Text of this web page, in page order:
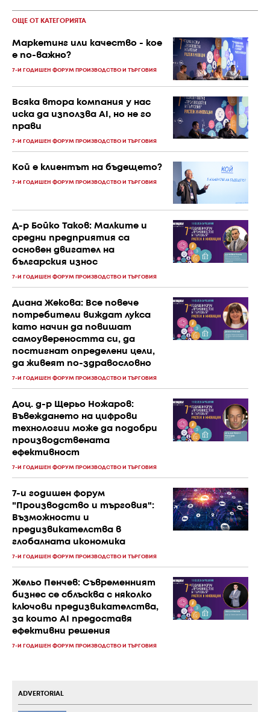
ОЩЕ ОТ КАТЕГОРИЯТА
Маркетинг или качество - кое
е по-важно?
7-И ГОДИШЕН ФОРУМ ПРОИЗВОДСТВО И ТЪРГОВИЯ
Всяка втора компания у нас
иска да използва AI, но не го
прави
7-И ГОДИШЕН ФОРУМ ПРОИЗВОДСТВО И ТЪРГОВИЯ
Кой е клиентът на бъдещето?
7-И ГОДИШЕН ФОРУМ ПРОИЗВОДСТВО И ТЪРГОВИЯ
Д-р Бойко Таков: Малките и
средни предприятия са
основен двигател на
българския износ
7-И ГОДИШЕН ФОРУМ ПРОИЗВОДСТВО И ТЪРГОВИЯ
Диана Жекова: Все повече
потребители виждат лукса
като начин да повишат
самоувереността си, да
постигнат определени цели,
да живеят по-здравословно
7-И ГОДИШЕН ФОРУМ ПРОИЗВОДСТВО И ТЪРГОВИЯ
Доц. д-р Щерьо Ножаров:
Въвеждането на цифрови
технологии може да подобри
производствената
ефективност
7-И ГОДИШЕН ФОРУМ ПРОИЗВОДСТВО И ТЪРГОВИЯ
7-и годишен форум
"Производство и търговия":
Възможности и
предизвикателства в
глобалната икономика
7-И ГОДИШЕН ФОРУМ ПРОИЗВОДСТВО И ТЪРГОВИЯ
Жельо Пенчев: Съвременният
бизнес се сблъсква с няколко
ключови предизвикателства,
за които AI предоставя
ефективни решения
7-И ГОДИШЕН ФОРУМ ПРОИЗВОДСТВО И ТЪРГОВИЯ
ADVERTORIAL